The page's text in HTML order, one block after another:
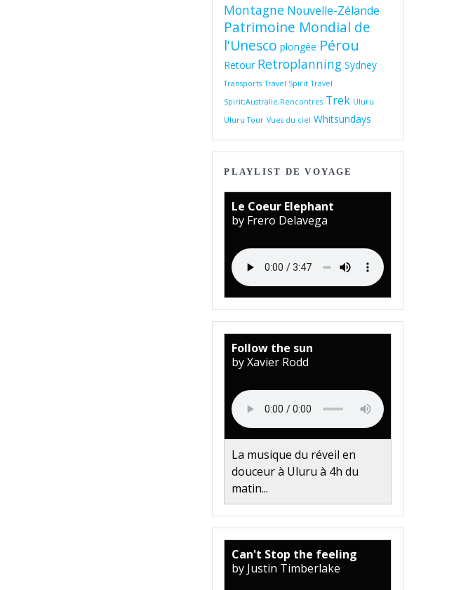
Montagne Nouvelle-Zélande
Patrimoine Mondial de
l'Unesco plongée Pérou
Retour Retroplanning Sydney
Transports Travel Spirit Travel
Spirit;Australie;Rencontres Trek Uluru
Uluru Tour Vues du ciel Whitsundays
PLAYLIST DE VOYAGE
Le Coeur Elephant
by Frero Delavega
Follow the sun
by Xavier Rodd
La musique du réveil en
douceur à Uluru à 4h du
matin...
Can't Stop the feeling
by Justin Timberlake